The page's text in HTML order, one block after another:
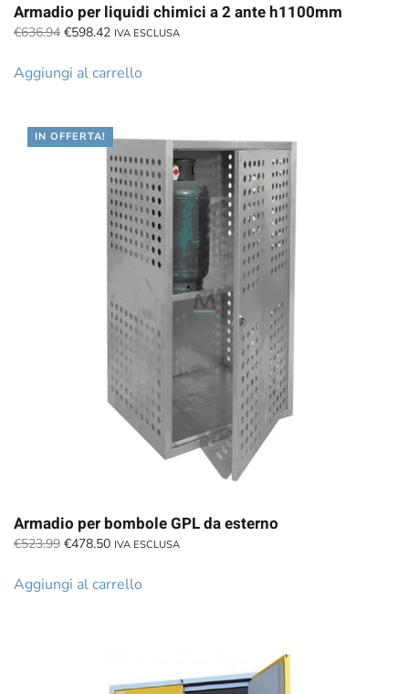
Armadio per liquidi chimici a 2 ante h1100mm
€636.94 Il
originale
€598.42Il
attuale
IVA ESCLUSA
Aggiungi al carrello
IN OFFERTA!
Armadio per bombole GPL da esterno
€523.99 Il
originale
€478.50Il
attuale
IVA ESCLUSA
Aggiungi al carrello